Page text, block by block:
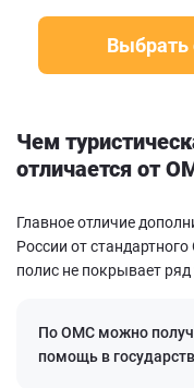
Выбрать
Чем
отличается от
Главное отличие
России от
полис не покрывает
По ОМС можно
помощь в